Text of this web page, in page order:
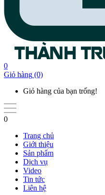
0
Giỏ hàng (0)
Giỏ hàng của bạn trống!
0
Trang chủ
Giới thiệu
Sản phẩm
Dịch vụ
Video
Tin tức
Liên hệ